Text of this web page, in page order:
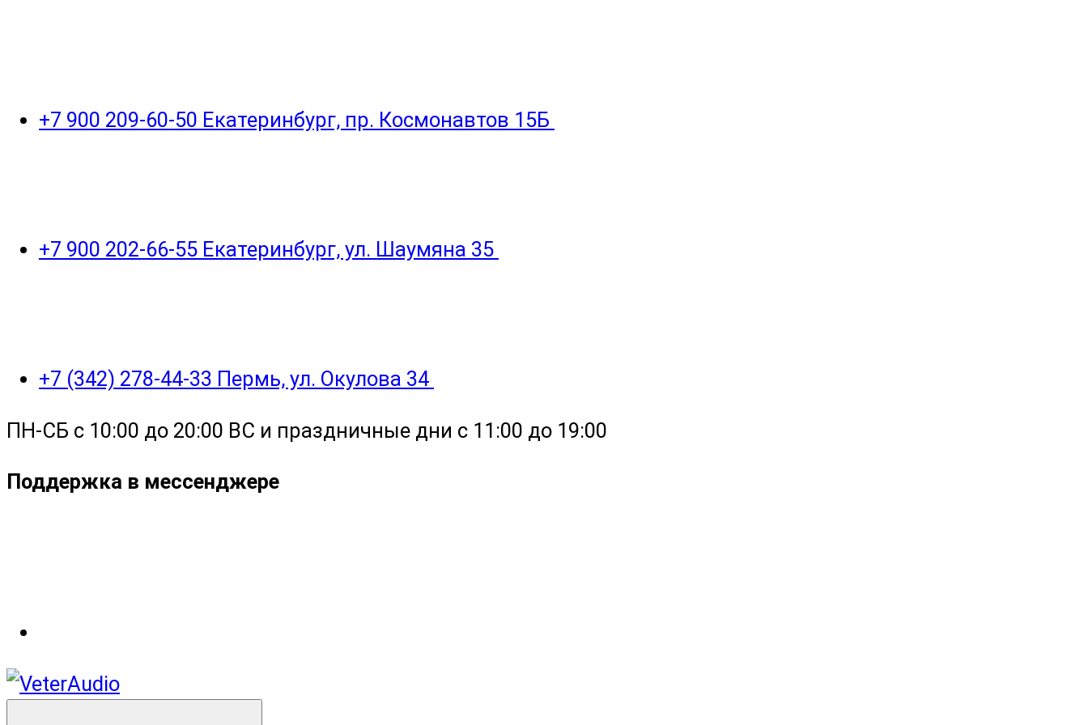
+7 900 209-60-50 Екатеринбург, пр. Космонавтов 15Б
+7 900 202-66-55 Екатеринбург, ул. Шаумяна 35
+7 (342) 278-44-33 Пермь, ул. Окулова 34
ПН-СБ с 10:00 до 20:00 ВС и праздничные дни с 11:00 до 19:00
Поддержка в мессенджере